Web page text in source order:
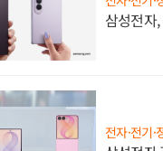
삼성전자
전자·전기·